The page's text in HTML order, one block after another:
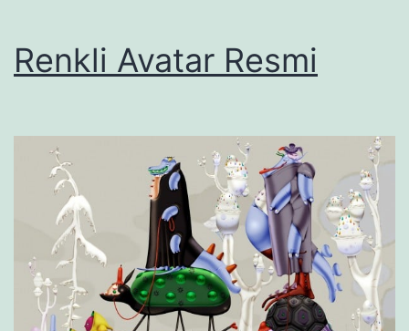
Renkli Avatar Resmi